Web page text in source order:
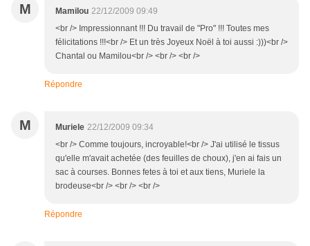
M Mamilou 22/12/2009 09:49
<br /> Impressionnant !!! Du travail de "Pro" !!! Toutes mes
félicitations !!!<br /> Et un très Joyeux Noël à toi aussi :)))<br />
Chantal ou Mamilou<br /> <br /> <br />
Répondre
M Muriele 22/12/2009 09:34
<br /> Comme toujours, incroyable!<br /> J'ai utilisé le tissus
qu'elle m'avait achetée (des feuilles de choux), j'en ai fais un
sac à courses. Bonnes fetes à toi et aux tiens, Muriele la
brodeuse<br /> <br /> <br />
Répondre